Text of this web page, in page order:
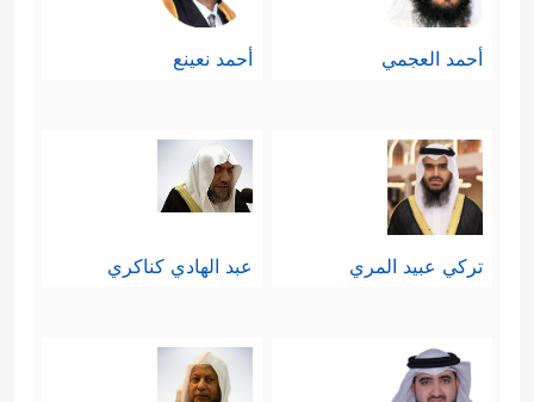
أحمد العجمي أحمد نعينع
تركي عبيد المري عبد الهادي كناكري